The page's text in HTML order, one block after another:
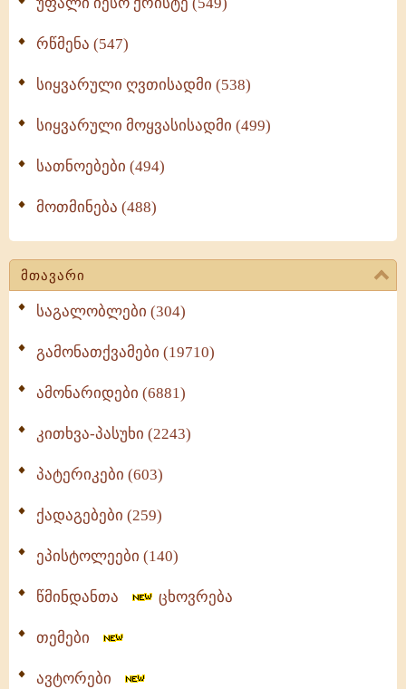
რწმენა (547)
სიყვარული ღვთისადმი (538)
სიყვარული მოყვასისადმი (499)
სათნოებები (494)
მოთმინება (488)
მთავარი
საგალობლები (304)
გამონათქვამები (19710)
ამონარიდები (6881)
კითხვა-პასუხი (2243)
პატერიკები (603)
ქადაგებები (259)
ეპისტოლეები (140)
წმინდანთა ცხოვრება
თემები
ავტორები